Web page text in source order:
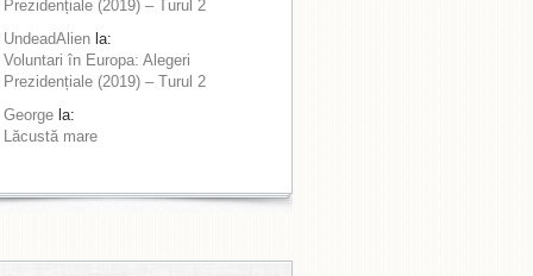
Prezidențiale (2019) – Turul 2
UndeadAlien la:
Voluntari în Europa: Alegeri
Prezidențiale (2019) – Turul 2
George la:
Lăcustă mare